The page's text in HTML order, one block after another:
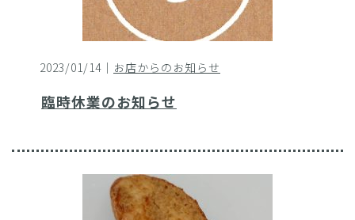
2023/01/14｜ お店からのお知らせ
臨時休業のお知らせ